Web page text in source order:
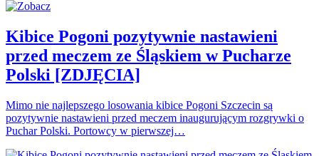
Kibice Pogoni pozytywnie nastawieni
przed meczem ze Śląskiem w Pucharze
Polski [ZDJĘCIA]
Mimo nie najlepszego losowania kibice Pogoni Szczecin są
pozytywnie nastawieni przed meczem inaugurującym rozgrywki o
Puchar Polski. Portowcy w pierwszej…